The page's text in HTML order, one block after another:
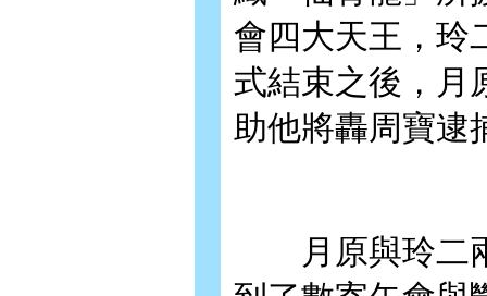
會四大天王，玲
式結束之後，月
助他將轟周寶逮
月原與玲二兩